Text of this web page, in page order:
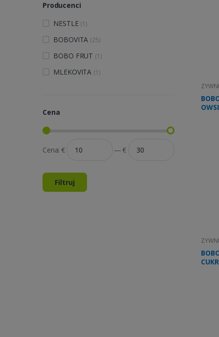
Producenci
NESTLE (1)
BOBOVITA (25)
BOBO FRUT (1)
MLEKOVITA (1)
Cena
Cena: € — €
Filtruj